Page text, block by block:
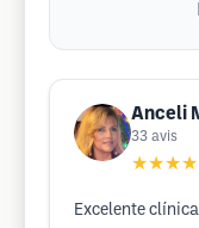
Anceli
33 avis
Excelente